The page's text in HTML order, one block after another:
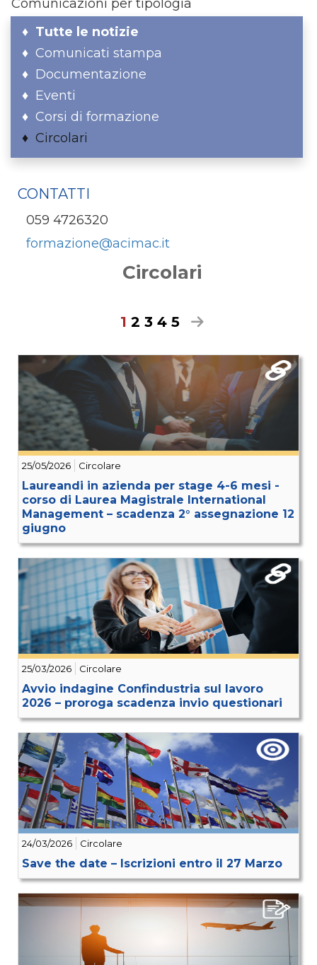
Comunicazioni per tipologia
Tutte le notizie
Comunicati stampa
Documentazione
Eventi
Corsi di formazione
Circolari
CONTATTI
059 4726320
formazione@acimac.it
Circolari
1 2 3 4 5
25/05/2026 Circolare
Laureandi in azienda per stage 4-6 mesi -
corso di Laurea Magistrale International
Management – scadenza 2° assegnazione 12
giugno
25/03/2026 Circolare
Avvio indagine Confindustria sul lavoro
2026 – proroga scadenza invio questionari
24/03/2026 Circolare
Save the date – Iscrizioni entro il 27 Marzo